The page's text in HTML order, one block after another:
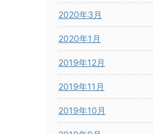
2020年3月
2020年1月
2019年12月
2019年11月
2019年10月